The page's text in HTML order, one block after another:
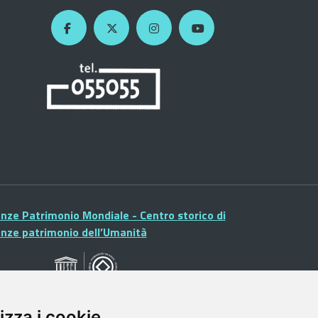
Patrimonio Mondiale - Centro storico di
patrimonio dell’Umanità